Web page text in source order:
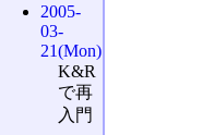
2005-
03-
21(Mon)
K&R
で再
入門